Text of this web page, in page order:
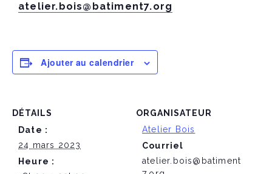
atelier.bois@batiment7.org
Ajouter au calendrier
DÉTAILS
Date :
24 mars 2023
Heure :
ORGANISATEUR
Atelier Bois
Courriel
atelier.bois@batiment